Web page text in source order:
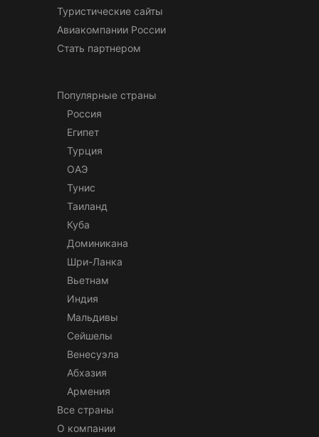
Туристические сайты
Авиакомпании России
Стать партнером
Популярные страны
Россия
Египет
Турция
ОАЭ
Тунис
Таиланд
Куба
Доминикана
Шри-Ланка
Вьетнам
Индия
Мальдивы
Сейшелы
Венесуэла
Абхазия
Армения
Все страны
О компании